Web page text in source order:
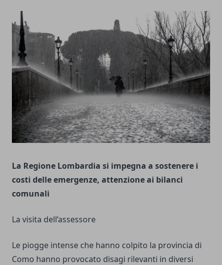
La Regione Lombardia si impegna a sostenere i
costi delle emergenze, attenzione ai bilanci
comunali
La visita dell’assessore
Le piogge intense che hanno colpito la provincia di
Como hanno provocato disagi rilevanti in diversi